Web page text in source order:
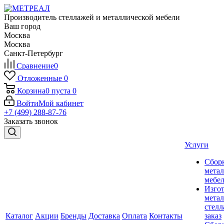
Производитель стеллажей и металлической мебели
Ваш город
Москва
Москва
Санкт-Петербург
Сравнение0
Отложенные 0
Корзина0 пуста 0
ВойтиМой кабинет
+7 (499) 288-87-76
Заказать звонок
Каталог Акции Бренды Доставка Оплата Контакты
Услуги
заказ